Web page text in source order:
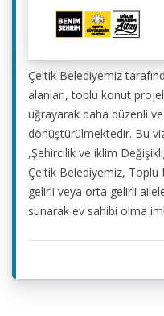
Çeltik Belediyemiz
alanları, toplu konut
uğrayarak daha düzenli
dönüştürülmektedir. Bu
,Şehircilik ve iklim
Çeltik Belediyemiz,
gelirli veya orta gelirli
sunarak ev sahibi olma